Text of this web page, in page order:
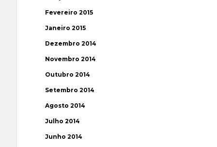
Fevereiro 2015
Janeiro 2015
Dezembro 2014
Novembro 2014
Outubro 2014
Setembro 2014
Agosto 2014
Julho 2014
Junho 2014